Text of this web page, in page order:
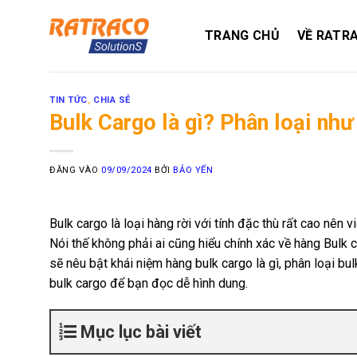
TRANG CHỦ VỀ
TIN TỨC, CHIA SẺ
Bulk Cargo là gì? Phân loại
ĐĂNG VÀO 09/09/2024 BỞIBẢO YẾN
Bulk cargo là loại hàng rời với tính đặc thù rất cao nên
Nói thế không phải ai cũng hiểu chính xác về hàng Bulk
sẽ nêu bật khái niệm hàng bulk cargo là gì, phân loại
bulk cargo để bạn đọc dễ hình dung.
Mục lục bài viết